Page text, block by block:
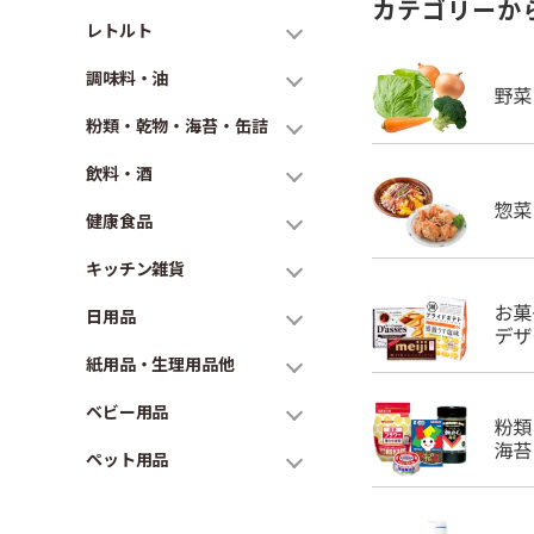
レトルト
調味料・油
粉類・乾物・海苔・缶詰
飲料・酒
健康食品
キッチン雑貨
日用品
紙用品・生理用品他
ベビー用品
ペット用品
カテゴリーか